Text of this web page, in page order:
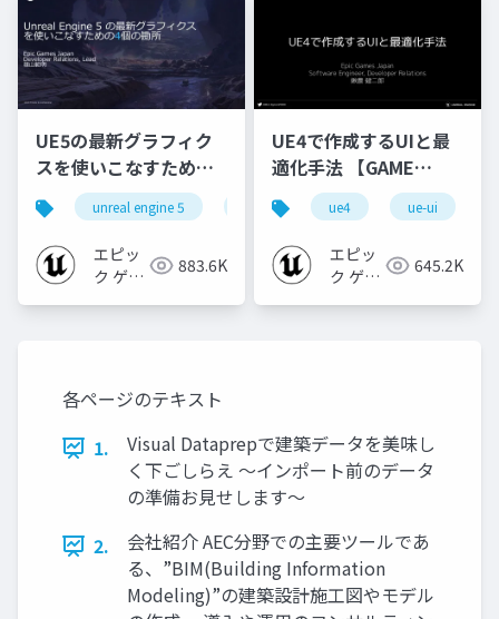
UE5の最新グラフィク
スを使いこなすための4
個の勘所
[CEDEC+KYUSHU
2023]
unreal engine 5 cedec cedec+kyushu
エピッ
ク ゲー
883.6K
UE4で作成するUIと最
適化手法 【GAME
CREATORS
CONFERENCE '20】
ue4 ue-ui
エピッ
ク ゲー
645.2K
各ページのテキスト
1.
Visual Dataprepで建築データを美味し
く下ごしらえ ～インポート前のデータ
の準備お見せします～
2.
会社紹介 AEC分野での主要ツールであ
る、”BIM(Building Information
Modeling)”の建築設計施工図やモデル